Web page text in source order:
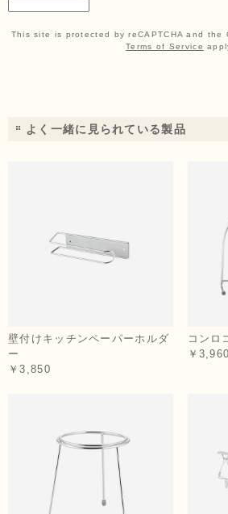
This site is protected by reCAPTCHA and the
Terms of Service
よく一緒に見られている製品
壁付けキッチンペーパーホルダ
ー
￥3,850
コンロ
￥3,960